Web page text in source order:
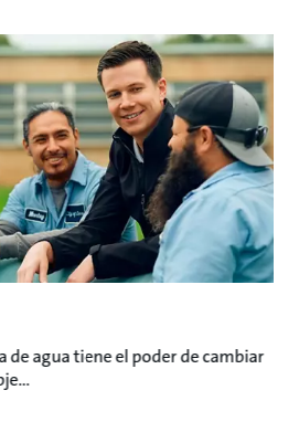
de agua tiene el poder de cambiar